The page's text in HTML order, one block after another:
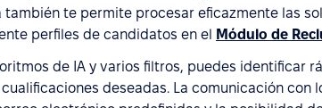
también te permite procesar eficazmente las
perfiles de candidatos en el Módulo de
de IA y varios filtros, puedes identificar
deseadas. La comunicación